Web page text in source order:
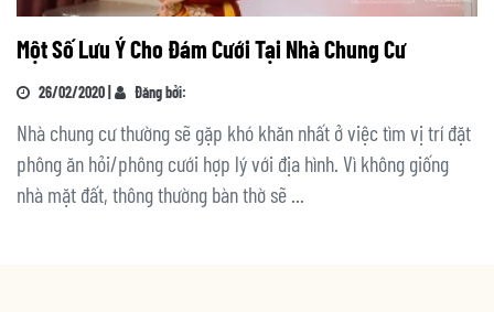
Một Số Lưu Ý Cho Đám Cưới Tại Nhà Chung Cư
26/02/2020 | Đăng bởi:
Nhà chung cư thường sẽ gặp khó khăn nhất ở việc tìm vị trí đặt
phông ăn hỏi/phông cưới hợp lý với địa hình. Vì không giống
nhà mặt đất, thông thường bàn thờ sẽ ...